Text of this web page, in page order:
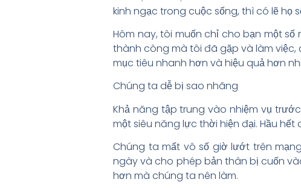
kinh ngạc trong cuộc sống, thì có lẽ họ
Hôm nay, tôi muốn chỉ cho bạn một
thành công mà tôi đã gặp và làm
mục tiêu nhanh hơn và hiệu quả hơn
Chúng ta dễ bị sao nhãng
Khả năng tập trung vào nhiệm vụ
một siêu năng lực thời hiện đại. Hầu
Chúng ta mất vô số giờ lướt trên
ngày và cho phép bản thân bị cuốn
hơn mà chúng ta nên làm.